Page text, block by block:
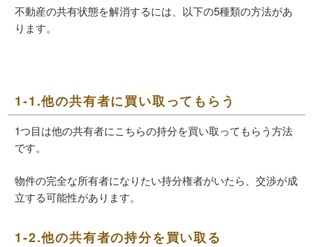
不動産の共有状態を解消するには、以下の5種類の方法があ
ります。
1-1.他の共有者に買い取ってもらう
1つ目は他の共有者にこちらの持分を買い取ってもらう方法
です。
物件の完全な所有者になりたい持分権者がいたら、交渉が成
立する可能性があります。
1-2.他の共有者の持分を買い取る